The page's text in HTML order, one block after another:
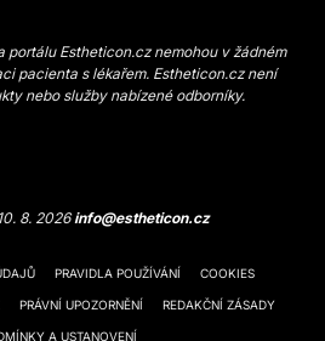
portálu Estheticon.cz nemohou v žádném
pacienta s lékařem. Estheticon.cz není
nebo služby nabízené odborníky.
8. 2026info@estheticon.cz
PRAVIDLA POUŽÍVÁNÍ COOKIES
PRÁVNÍ UPOZORNĚNÍ REDAKČNÍ ZÁSADY
A USTANOVENÍ